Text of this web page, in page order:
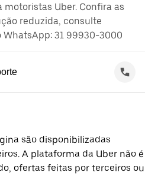
motoristas Uber. Confira as
reduzida, consulte
WhatsApp: 31 99930-3000
são disponibilizadas
A plataforma da Uber não é
ofertas feitas por terceiros ou